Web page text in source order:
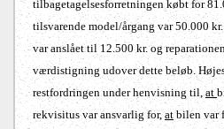
tilbagetagelsesforretningen købt for
tilsvarende model/årgang var 50.000
var anslået til 12.500 kr. og
værdistigning udover dette beløb.
restfordringen under henvisning til,at
rekvisitus var ansvarlig for,atbilen var